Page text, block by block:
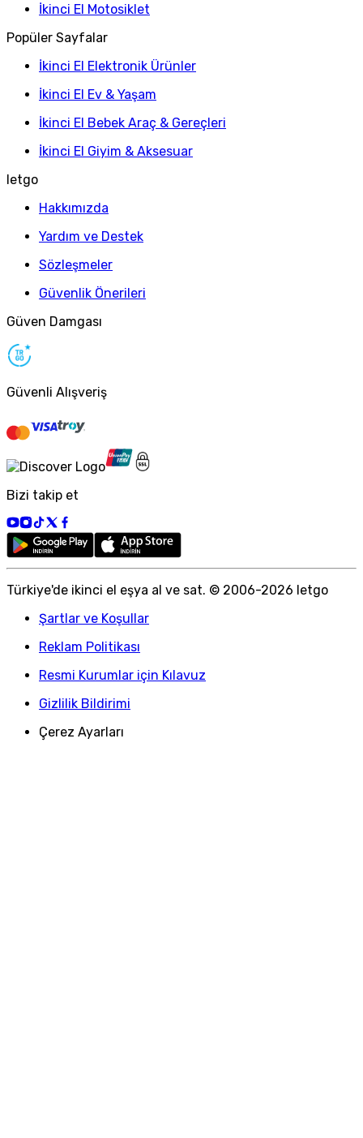
İkinci El Motosiklet
Popüler Sayfalar
İkinci El Elektronik Ürünler
İkinci El Ev & Yaşam
İkinci El Bebek Araç & Gereçleri
İkinci El Giyim & Aksesuar
letgo
Hakkımızda
Yardım ve Destek
Sözleşmeler
Güvenlik Önerileri
Güven Damgası
Güvenli Alışveriş
Bizi takip et
Türkiye'de ikinci el eşya al ve sat. © 2006-2026 letgo
Şartlar ve Koşullar
Reklam Politikası
Resmi Kurumlar için Kılavuz
Gizlilik Bildirimi
Çerez Ayarları